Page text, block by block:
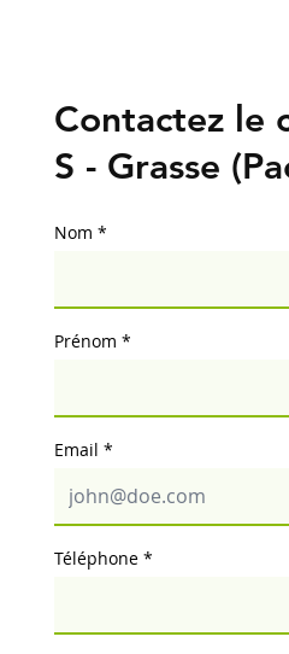
Contactez le
S - Grasse
Nom
Email
Téléphone
Prénom